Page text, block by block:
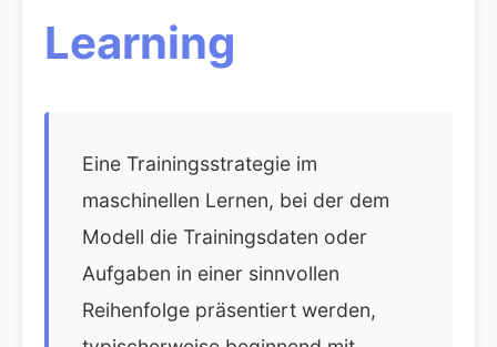
Learning
Eine Trainingsstrategie im
maschinellen Lernen, bei der dem
Modell die Trainingsdaten oder
Aufgaben in einer sinnvollen
Reihenfolge präsentiert werden,